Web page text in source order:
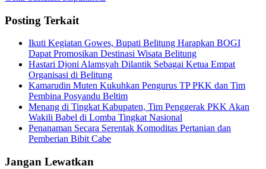
Posting Terkait
Ikuti Kegiatan Gowes, Bupati Belitung Harapkan BOGI
Dapat Promosikan Destinasi Wisata Belitung
Hastari Djoni Alamsyah Dilantik Sebagai Ketua Empat
Organisasi di Belitung
Kamarudin Muten Kukuhkan Pengurus TP PKK dan Tim
Pembina Posyandu Beltim
Menang di Tingkat Kabupaten, Tim Penggerak PKK Akan
Wakili Babel di Lomba Tingkat Nasional
Penanaman Secara Serentak Komoditas Pertanian dan
Pemberian Bibit Cabe
Jangan Lewatkan